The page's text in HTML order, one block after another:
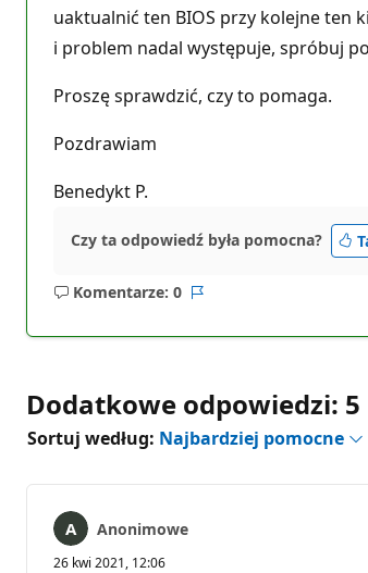
uaktualnić ten BIOS przy kolejne ten
i problem nadal występuje, spróbuj
Proszę sprawdzić, czy to pomaga.
Pozdrawiam
Benedykt P.
Czy ta odpowiedź była pomocna?
Komentarze: 0
Brak
Dodatkowe odpowiedzi: 5
Sortuj według: Najbardziej pomocne
Anonimowe
26 kwi 2021, 12:06